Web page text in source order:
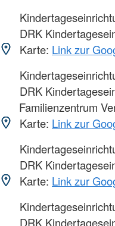
DRK
Karte: Link zur
DRK
Familienzentrum
Karte: Link zur
DRK
Karte: Link zur
DRK